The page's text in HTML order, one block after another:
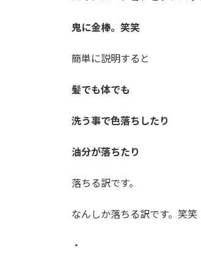
鬼に金棒。笑笑
簡単に説明すると
髪でも体でも
洗う事で色落ちしたり
油分が落ちたり
落ちる訳です。
なんしか落ちる訳です。笑笑
・